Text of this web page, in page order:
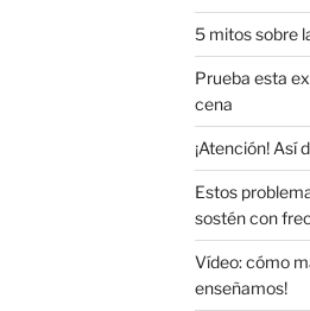
5 mitos sobre
Prueba esta
cena
¡Atención! Así
Estos
sostén con
Vídeo: cómo
enseñamos!